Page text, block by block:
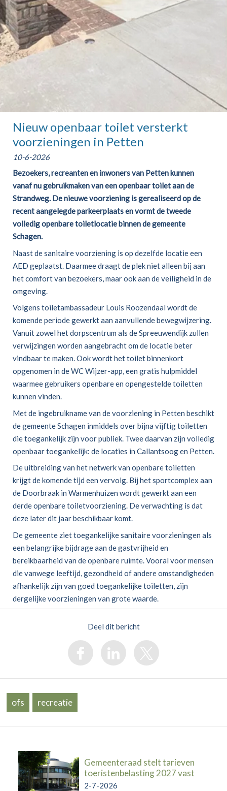
Nieuw openbaar toilet versterkt
voorzieningen in Petten
10-6-2026
Bezoekers, recreanten en inwoners van Petten kunnen
vanaf nu gebruikmaken van een openbaar toilet aan de
Strandweg. De nieuwe voorziening is gerealiseerd op de
recent aangelegde parkeerplaats en vormt de tweede
volledig openbare toiletlocatie binnen de gemeente
Schagen.
Naast de sanitaire voorziening is op dezelfde locatie een
AED geplaatst. Daarmee draagt de plek niet alleen bij aan
het comfort van bezoekers, maar ook aan de veiligheid in de
omgeving.
Volgens toiletambassadeur Louis Roozendaal wordt de
komende periode gewerkt aan aanvullende bewegwijzering.
Vanuit zowel het dorpscentrum als de Spreeuwendijk zullen
verwijzingen worden aangebracht om de locatie beter
vindbaar te maken. Ook wordt het toilet binnenkort
opgenomen in de WC Wijzer-app, een gratis hulpmiddel
waarmee gebruikers openbare en opengestelde toiletten
kunnen vinden.
Met de ingebruikname van de voorziening in Petten beschikt
de gemeente Schagen inmiddels over bijna vijftig toiletten
die toegankelijk zijn voor publiek. Twee daarvan zijn volledig
openbaar toegankelijk: de locaties in Callantsoog en Petten.
De uitbreiding van het netwerk van openbare toiletten
krijgt de komende tijd een vervolg. Bij het sportcomplex aan
de Doorbraak in Warmenhuizen wordt gewerkt aan een
derde openbare toiletvoorziening. De verwachting is dat
deze later dit jaar beschikbaar komt.
De gemeente ziet toegankelijke sanitaire voorzieningen als
een belangrijke bijdrage aan de gastvrijheid en
bereikbaarheid van de openbare ruimte. Vooral voor mensen
die vanwege leeftijd, gezondheid of andere omstandigheden
afhankelijk zijn van goed toegankelijke toiletten, zijn
dergelijke voorzieningen van grote waarde.
Deel dit bericht
ofs recreatie
Gemeenteraad stelt tarieven
toeristenbelasting 2027 vast
2-7-2026